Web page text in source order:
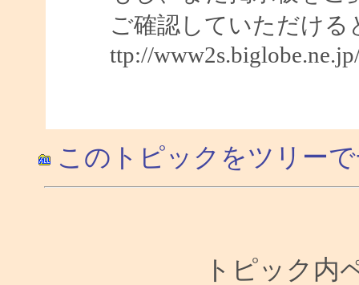
ご確認していただける
ttp://
このトピックをツリー
トピック内